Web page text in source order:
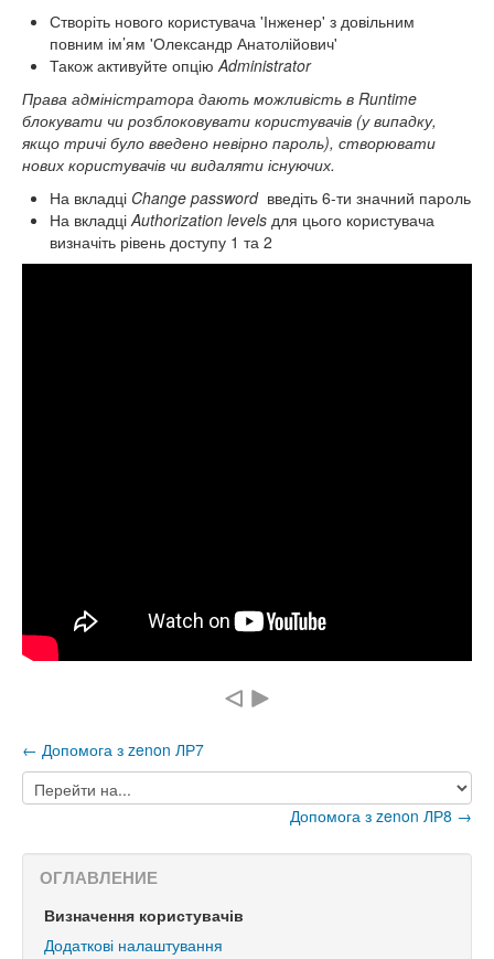
Створіть нового користувача 'Інженер' з довільним
повним ім’ям 'Олександр Анатолійович'
Також активуйте опцію Administrator
Права адміністратора дають можливість в Runtime
блокувати чи розблоковувати користувачів (у випадку,
якщо тричі було введено невірно пароль), створювати
нових користувачів чи видаляти існуючих.
На вкладці Change password введіть 6-ти значний пароль
На вкладціAuthorization levels для цього користувача
визначіть рівень доступу 1 та 2
← Допомога з zenon ЛР7
Перейти
на...
Допомога з zenon ЛР8 →
ОГЛАВЛЕНИЕ
Визначення користувачів
Додаткові налаштування